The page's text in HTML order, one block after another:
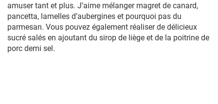
amuser tant et plus. J’aime mélanger magret de canard,
pancetta, lamelles d’aubergines et pourquoi pas du
parmesan. Vous pouvez également réaliser de délicieux
sucré salés en ajoutant du sirop de liège et de la poitrine de
porc demi sel.